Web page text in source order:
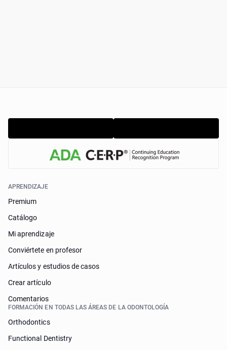
APRENDIZAJE
Premium
Catálogo
Mi aprendizaje
Conviértete en profesor
Artículos y estudios de casos
Crear artículo
Comentarios
FORMACIÓN EN TODAS LAS ÁREAS DE LA ODONTOLOGÍA
Orthodontics
Functional Dentistry